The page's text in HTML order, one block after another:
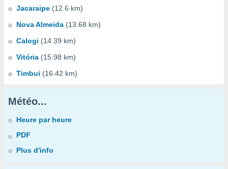
Jacaraipe (12.6 km)
Nova Almeida (13.68 km)
Calogi (14.39 km)
Vitória (15.98 km)
Timbui (16.42 km)
Météo...
Heure par heure
PDF
Plus d'info